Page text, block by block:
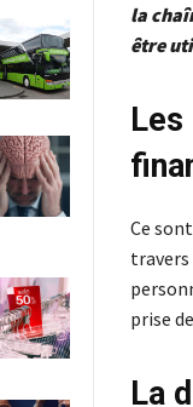
la
être
Les
Ce
prise
La